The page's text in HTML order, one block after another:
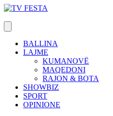
Skip
content
BALLINA
LAJME
KUMANOVË
MAQEDONI
RAJON & BOTA
SHOWBIZ
SPORT
OPINIONE